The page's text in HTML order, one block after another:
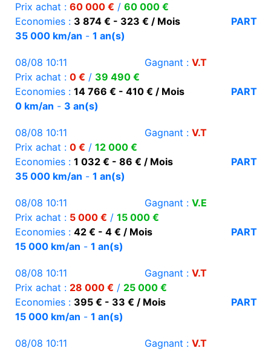
Prix achat : 60 000 € / 60 000 €
Economies : 3 874 € - 323 € / Mois
PART
35 000 km/an - 1 an(s)
08/08 10:11 Gagnant : V.T
Prix achat : 0 € / 39 490 €
Economies : 14 766 € - 410 € / Mois
PART
0 km/an - 3 an(s)
08/08 10:11 Gagnant : V.T
Prix achat : 0 € / 12 000 €
Economies : 1 032 € - 86 € / Mois
PART
35 000 km/an - 1 an(s)
08/08 10:11 Gagnant : V.E
Prix achat : 5 000 € / 15 000 €
Economies : 42 € - 4 € / Mois
PART
15 000 km/an - 1 an(s)
08/08 10:11 Gagnant : V.T
Prix achat : 28 000 € / 25 000 €
Economies : 395 € - 33 € / Mois
PART
15 000 km/an - 1 an(s)
08/08 10:11 Gagnant : V.T